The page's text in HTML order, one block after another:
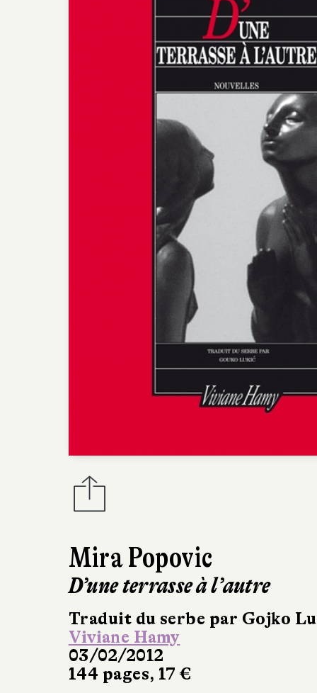
Mira Popovic
D’une terrasse à l’autre
Traduit du serbe par Gojko
Viviane Hamy
03/02/2012
144 pages, 17 €